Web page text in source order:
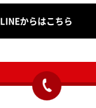
LINEからはこちら